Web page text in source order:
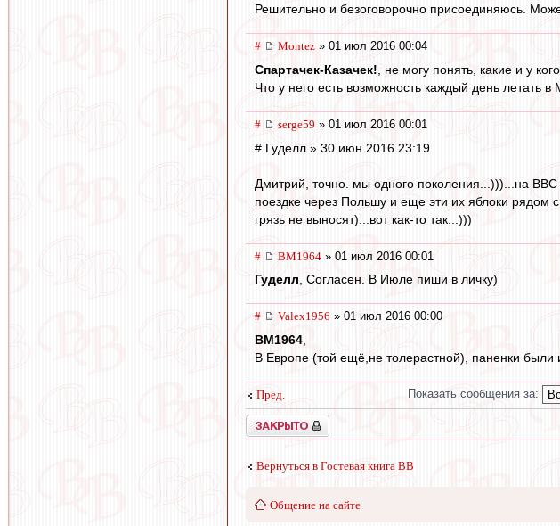
Решительно и безоговорочно присоединяюсь.
# Montez » 01 июл 2016 00:04
Спартачек-Казачек! , не могу понять, какие и у
Что у него есть возможность каждый день летать в
# serge59 » 01 июл 2016 00:01
# Гуделл » 30 июн 2016 23:19
Дмитрий, точно. мы одного поколения...)))...на ВВС
поездке через Польшу и еще эти их яблоки рядом
грязь не выносят)...вот как-то так...)))
# BM1964 » 01 июл 2016 00:01
Гуделл, Согласен. В Июле пиши в личку)
# Valex1956 » 01 июл 2016 00:00
BM1964
В Европе (той ещё,не толерастной), паненки были
Пред. Показать сообщения за:
Закрыто
Вернуться в Гостевая книга ВВ
Общение на сайте